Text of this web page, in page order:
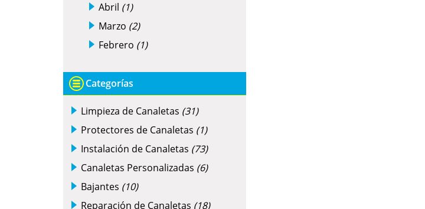
Abril (1)
Marzo (2)
Febrero (1)
Categorías
Limpieza de Canaletas (31)
Protectores de Canaletas (1)
Instalación de Canaletas (73)
Canaletas Personalizadas (6)
Bajantes (10)
Reparación de Canaletas (18)